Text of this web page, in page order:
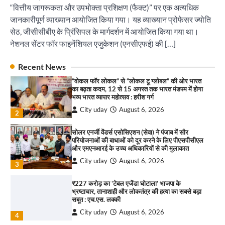
“वित्तीय जागरूकता और उपभोक्ता प्रशिक्षण (फैक्ट)” पर एक अत्यधिक
जानकारीपूर्ण व्याख्यान आयोजित किया गया। यह व्याख्यान प्रोफेसर ज्योति
सेठ, जीसीसीबीए के प्रिंसिपल के मार्गदर्शन में आयोजित किया गया था।
नेशनल सेंटर फॉर फाइनेंशियल एजुकेशन (एनसीएफई) की […]
Recent News
1
“वोकल फॉर लोकल” से “लोकल टू ग्लोबल” की ओर भारत
का बढ़ता कदम, 12 से 15 अगस्त तक भारत मंडपम में होगा
भव्य भारत व्यापार महोत्सव : हरीश गर्ग
3
सोलर एनर्जी वेंडर्स एसोसिएशन (सेवा) ने पंजाब में सौर
परियोजनाओं की बाधाओं को दूर करने के लिए पीएसपीसीएल
और एमएनआरई के उच्च अधिकारियों से की मुलाकात
City uday August 6, 2026
4
₹227 करोड़ का ‘टेबल एजेंडा घोटाला’ भाजपा के
भ्रष्टाचार, तानाशाही और लोकतंत्र की हत्या का सबसे बड़ा
सबूत : एच.एस. लक्की
City uday August 6, 2026
1
इंडियन नेशनल थियेटर द्वारा 9 अगस्त को होगा ‘वर्षा ऋतु
संगीत संध्या 2026’ का आयोजन
2
पारस हेल्थ पंचकूला ने ‘तिरंगा यात्रा 2025’ का हरियाणा से
आयाम
City uday August 13, 2025
3
सरकारी आदर्श उच्च विद्यालय, सैक्टर 34-सी, चण्डीगढ़ में
कार्यक्रम आयोजित
City uday August 6, 2025
राहुल गाँधी ने खाई है वैश्विक मंच पर भारत को कमजोर करने
की कसम: देवशाली
City uday August 6, 2025